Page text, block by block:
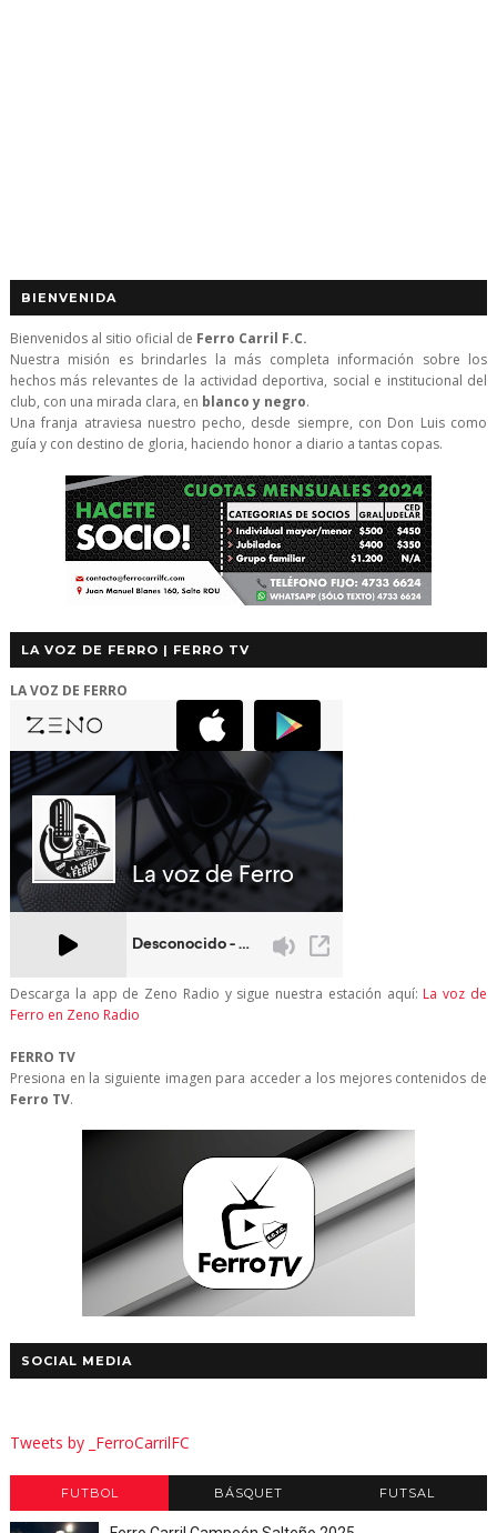
BIENVENIDA
Bienvenidos al sitio oficial de Ferro Carril F.C.
Nuestra misión es brindarles la más completa información sobre los
hechos más relevantes de la actividad deportiva, social e institucional del
club, con una mirada clara, en blanco y negro.
Una franja atraviesa nuestro pecho, desde siempre, con Don Luis como
guía y con destino de gloria, haciendo honor a diario a tantas copas.
LA VOZ DE FERRO | FERRO TV
LA VOZ DE FERRO
Descarga la app de Zeno Radio y sigue nuestra estación aquí: La voz de
Ferro en Zeno Radio
FERRO TV
Presiona en la siguiente imagen para acceder a los mejores contenidos de
Ferro TV.
SOCIAL MEDIA
Tweets by _FerroCarrilFC
FUTBOL BÁSQUET FUTSAL